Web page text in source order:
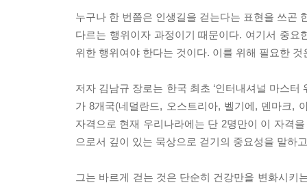
누구나 한 번쯤은 인생길을 걷는다는 표현을 쓰곤
다르는 행위이자 과정이기 때문이다. 여기서 중요
위한 행위여야 한다는 것이다. 이를 위해 필요한 것
저자 김남규 장로는 한국 최초 ‘인터내셔널 마스
가 8개국(네덜란드, 오스트리아, 벨기에, 덴마크,
자격으로 현재 우리나라에는 단 2명만이 이 자격
으로서 깊이 있는 묵상으로 걷기의 중요성을 말하
그는 바르게 걷는 것은 단순히 건강만을 변화시키